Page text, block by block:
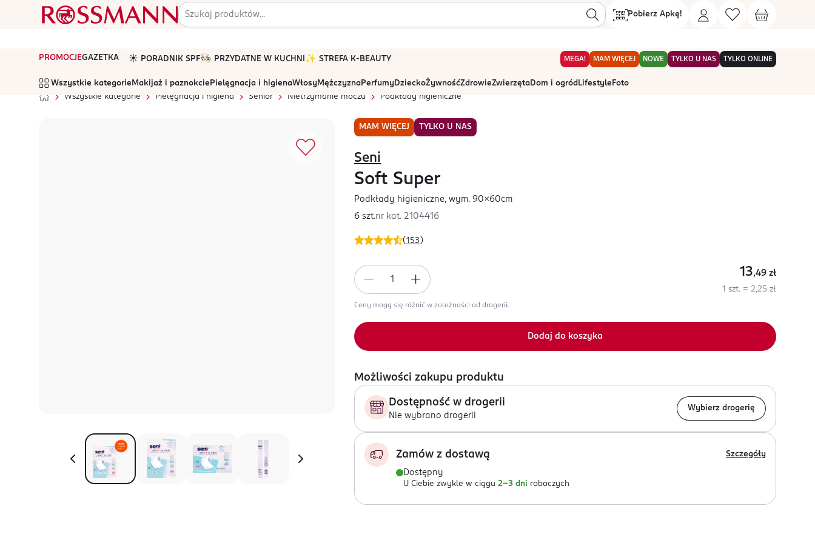
Pobierz Apkę!
PROMOCJEGAZETKA ☀️ PORADNIK SPF🧑🏻‍🍳 PRZYDATNE W KUCHNI ✨ STREFA K-BEAUTY MEGA! MAM WIĘCEJ NOWE TYLKO U NAS TYLKO ONLINE
Wszystkie kategorie Makijaż i paznokcie Pielęgnacja i higienaWłosyMężczyznaPerfumyDzieckoŻywnośćZdrowieZwierzętaDom i ogród Lifestyle Foto
Wszystkie kategorie
Pielęgnacja i higiena Senior Nietrzymanie moczu Podkłady higieniczne
MAM WIĘCEJ TYLKO U NAS
(153 )
Seni
Soft Super
Podkłady higieniczne, wym. 90x60cm
6 szt.nr kat. 2104416
13,49 zł
1 szt. = 2,25 zł
Ceny mogą się różnić w zależności od drogerii.
Dodaj do koszyka
Możliwości zakupu produktu
Dostępność w drogerii
Nie wybrano drogerii
Wybierz drogerię
Zamów z dostawą Szczegóły
Dostępny
U Ciebie zwykle w ciągu 2-3 dni roboczych